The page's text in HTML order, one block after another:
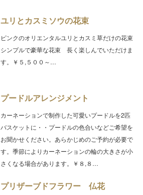
ユリとカスミソウの花束
ピンクのオリエンタルユリとカスミ草だけの花束
シンプルで豪華な花束 長く楽しんでいただけま
す。￥５,５００～…
プードルアレンジメント
カーネーションで制作した可愛いプードルを2匹
バスケットに・・プードルの色合いなどご希望を
お聞かせください。あらかじめのご予約が必要で
す。季節によりカーネーションの輪の大きさが小
さくなる場合があります。￥８,８…
プリザーブドフラワー 仏花